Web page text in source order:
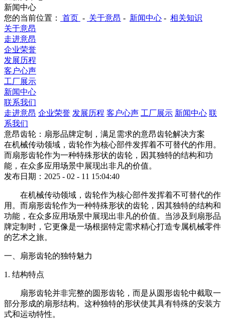
新闻中心
您的当前位置：
首页 - 关于意昂 - 新闻中心 - 相关知识
关于意昂
走进意昂
企业荣誉
发展历程
客户心声
工厂展示
新闻中心
联系我们
走进意昂 企业荣誉 发展历程 客户心声 工厂展示 新闻中心 联
系我们
意昂齿轮：扇形品牌定制，满足需求的意昂齿轮解决方案
在机械传动领域，齿轮作为核心部件发挥着不可替代的作用。
而扇形齿轮作为一种特殊形状的齿轮，因其独特的结构和功
能，在众多应用场景中展现出非凡的价值。
发布日期：2025 - 02 - 11 15:04:40
在机械传动领域，齿轮作为核心部件发挥着不可替代的作
用。而扇形齿轮作为一种特殊形状的齿轮，因其独特的结构和
功能，在众多应用场景中展现出非凡的价值。当涉及到扇形品
牌定制时，它更像是一场根据特定需求精心打造专属机械零件
的艺术之旅。
一、扇形齿轮的独特魅力
1. 结构特点
扇形齿轮并非完整的圆形齿轮，而是从圆形齿轮中截取一
部分形成的扇形结构。这种独特的形状使其具有特殊的安装方
式和运动特性。